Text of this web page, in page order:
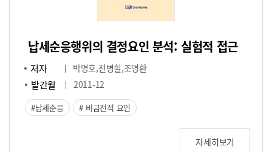
납세순응행위의 결정요인 분석: 실험적 접근
저자 박명호,전병힐,조명환
발간월 2011-12
납세순응 비금전적 요인
자세히보기